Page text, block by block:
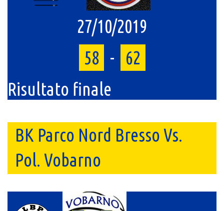
27/10/2019
58 -
62
Risultato finale
BK Parco Nord Bresso Vs.
Pol. Vobarno